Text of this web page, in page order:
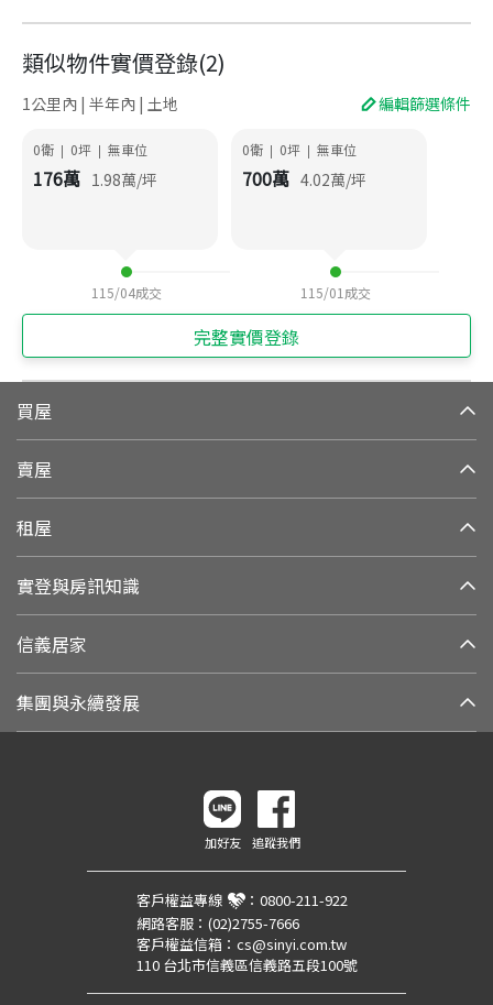
類似物件實價登錄(2)
1公里內 | 半年內 | 土地 編輯篩選條件
0衛 | 0坪 | 無車位
176萬 1.98萬/坪
115/04成交
0衛 | 0坪 | 無車位
700萬 4.02萬/坪
115/01 成交
完整實價登錄
買屋
賣屋
租屋
實登與房訊知識
信義居家
集團與永續發展
加好友 追蹤我們
客戶權益專線 ： 0800-211-922
網路客服： (02)2755-7666
客戶權益信箱： cs@sinyi.com.tw
110 台北市信義區信義路五段100號